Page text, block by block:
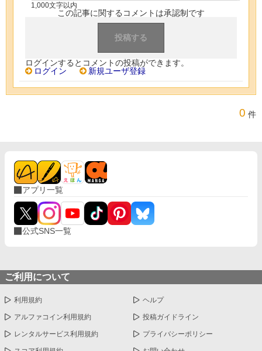
1,000文字以内
この記事に関するコメントは承認制です
ログインするとコメントの投稿ができます。
ログイン
新規ユーザ登録
0 件
アプリ一覧
公式SNS一覧
ご利用について
利用規約 ヘルプ
アルファコイン利用規約 投稿ガイドライン
レンタルサービス利用規約 プライバシーポリシー